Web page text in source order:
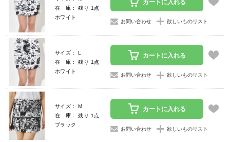
在 庫： 残り 1点
ホワイト
カートに入れる
お問い合わせ 欲しいものリスト
サイズ： L
在 庫： 残り 1点
ホワイト
カートに入れる
お問い合わせ 欲しいものリスト
サイズ： M
在 庫： 残り 1点
ブラック
カートに入れる
お問い合わせ 欲しいものリスト